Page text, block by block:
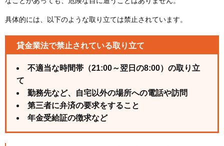
具体的には、以下のような取り立ては禁止されています。
貸金業法で禁止されている取り立て
不適当な時間帯（21:00～翌日の8:00）の取り立
て
勤務先など、自宅以外の場所への電話や訪問
第三者に弁済の要求をすること
年金受給証の徴求など